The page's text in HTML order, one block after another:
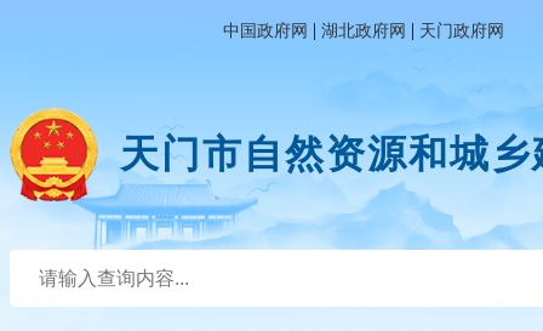
中国政府网 | 湖北政府网 | 天门政府网
天门市自然资源和城